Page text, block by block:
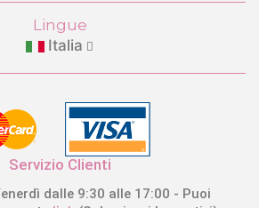
129,99 €
COMPRARE
Lingue
Italia
Servizio Clienti
dalle 9:30 alle 17:00 - Puoi